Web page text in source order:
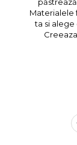
Materialele
ta si alege